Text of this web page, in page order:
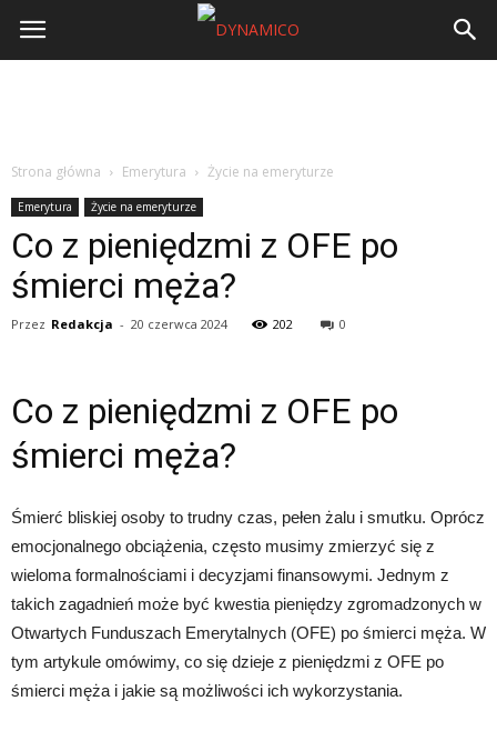
Strona główna Emerytura Życie na emeryturze
Emerytura Życie na emeryturze
Co z pieniędzmi z OFE po
śmierci męża?
Przez Redakcja - 20 czerwca 2024 202 0
Co z pieniędzmi z OFE po
śmierci męża?
Śmierć bliskiej osoby to trudny czas, pełen żalu i smutku. Oprócz
emocjonalnego obciążenia, często musimy zmierzyć się z
wieloma formalnościami i decyzjami finansowymi. Jednym z
takich zagadnień może być kwestia pieniędzy zgromadzonych w
Otwartych Funduszach Emerytalnych (OFE) po śmierci męża. W
tym artykule omówimy, co się dzieje z pieniędzmi z OFE po
śmierci męża i jakie są możliwości ich wykorzystania.